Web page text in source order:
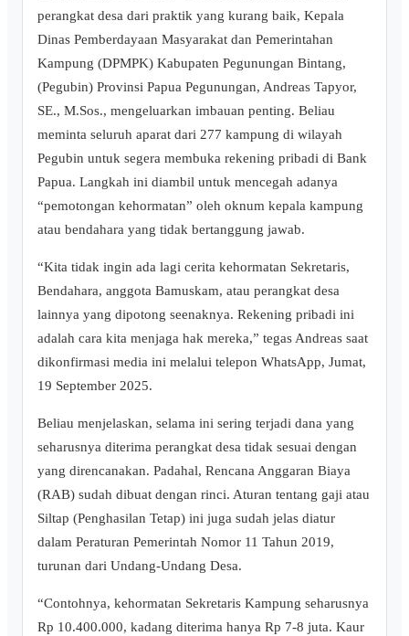
perangkat desa dari praktik yang kurang baik, Kepala
Dinas Pemberdayaan Masyarakat dan Pemerintahan
Kampung (DPMPK) Kabupaten Pegunungan Bintang,
(Pegubin) Provinsi Papua Pegunungan, Andreas Tapyor,
SE., M.Sos., mengeluarkan imbauan penting. Beliau
meminta seluruh aparat dari 277 kampung di wilayah
Pegubin untuk segera membuka rekening pribadi di Bank
Papua. Langkah ini diambil untuk mencegah adanya
“pemotongan kehormatan” oleh oknum kepala kampung
atau bendahara yang tidak bertanggung jawab.
“Kita tidak ingin ada lagi cerita kehormatan Sekretaris,
Bendahara, anggota Bamuskam, atau perangkat desa
lainnya yang dipotong seenaknya. Rekening pribadi ini
adalah cara kita menjaga hak mereka,” tegas Andreas saat
dikonfirmasi media ini melalui telepon WhatsApp, Jumat,
19 September 2025.
Beliau menjelaskan, selama ini sering terjadi dana yang
seharusnya diterima perangkat desa tidak sesuai dengan
yang direncanakan. Padahal, Rencana Anggaran Biaya
(RAB) sudah dibuat dengan rinci. Aturan tentang gaji atau
Siltap (Penghasilan Tetap) ini juga sudah jelas diatur
dalam Peraturan Pemerintah Nomor 11 Tahun 2019,
turunan dari Undang-Undang Desa.
“Contohnya, kehormatan Sekretaris Kampung seharusnya
Rp 10.400.000, kadang diterima hanya Rp 7-8 juta. Kaur